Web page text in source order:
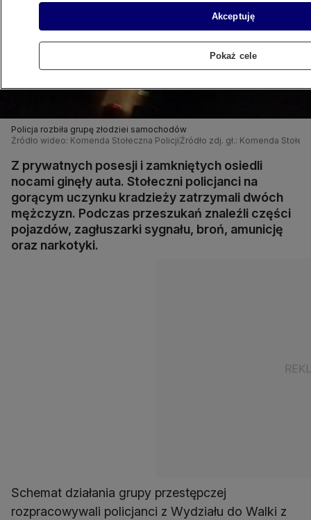
Policja rozbiła grupę złodziei samochodów
Źródło wideo: Komenda Stołeczna Policji Źródło zdj. gł.: Komenda
Z prywatnych posesji i zamkniętych osiedli
nocami ginęły auta. Stołeczni policjanci na
gorącym uczynku kradzieży zatrzymali dwóch
mężczyzn. Podczas przeszukań znaleźli części
pojazdów, zagłuszarki sygnału, broń, amunicję
oraz narkotyki.
Schemat działania grupy przestępczej
rozpracowywali policjanci z Wydziału do Walki z
Akceptuję
Pokaż cele